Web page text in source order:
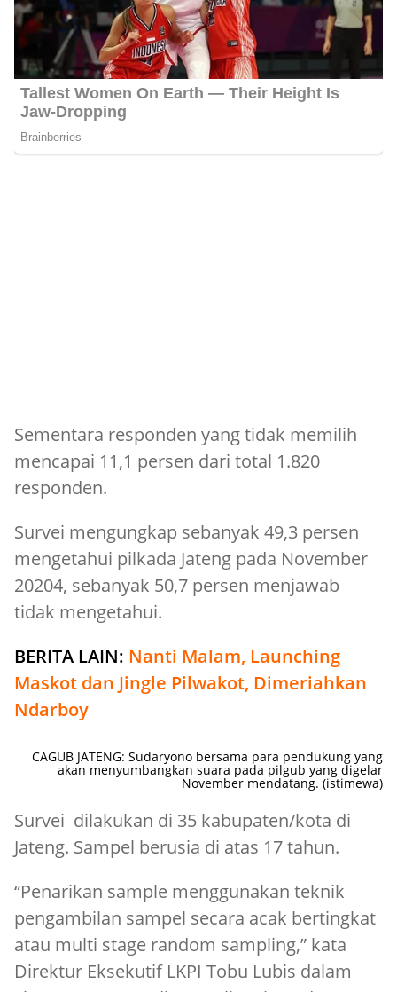
Sementara responden yang tidak memilih
mencapai 11,1 persen dari total 1.820
responden.
Survei mengungkap sebanyak 49,3 persen
mengetahui pilkada Jateng pada November
20204, sebanyak 50,7 persen menjawab
tidak mengetahui.
BERITA LAIN: Nanti Malam, Launching
Maskot dan Jingle Pilwakot, Dimeriahkan
Ndarboy
CAGUB JATENG: Sudaryono bersama para pendukung yang
akan menyumbangkan suara pada pilgub yang digelar
November mendatang. (istimewa)
Survei dilakukan di 35 kabupaten/kota di
Jateng. Sampel berusia di atas 17 tahun.
“Penarikan sample menggunakan teknik
pengambilan sampel secara acak bertingkat
atau multi stage random sampling,” kata
Direktur Eksekutif LKPI Tobu Lubis dalam